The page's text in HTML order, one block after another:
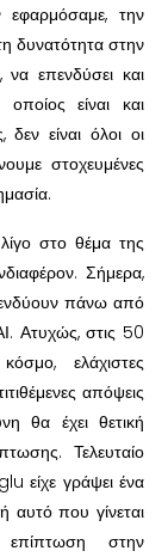
εφαρμόσαμε, την
δυνατότητα στην
να επενδύσει και
είναι και
δεν είναι όλοι οι
στοχευμένες
στο θέμα της
Σήμερα,
πάνω από
Ατυχώς, στις 50
ελάχιστες
απόψεις
θα έχει θετική
Τελευταίο
είχε γράψει ένα
αυτό που γίνεται
στην